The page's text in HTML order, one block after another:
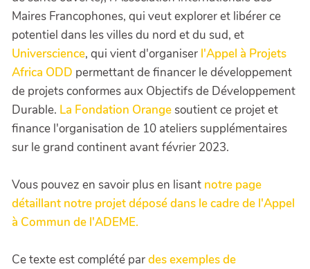
Maires Francophones, qui veut explorer et libérer ce
potentiel dans les villes du nord et du sud, et
Universcience, qui vient d'organiser l'Appel à Projets
Africa ODD permettant de financer le développement
de projets conformes aux Objectifs de Développement
Durable. La Fondation Orangesoutient ce projet et
finance l'organisation de 10 ateliers supplémentaires
sur le grand continent avant février 2023.
Vous pouvez en savoir plus en lisant notre page
détaillant notre projet déposé dans le cadre de l'Appel
à Commun de l'ADEME.
Ce texte est complété pardes exemples de